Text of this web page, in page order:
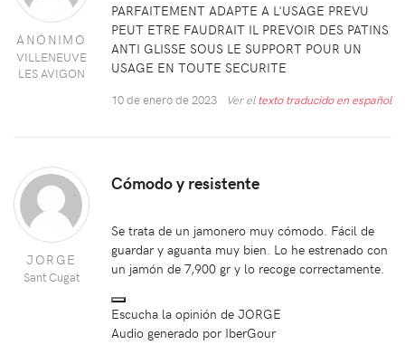
ANÓNIMO
VILLENEUVE
LES AVIGON
PARFAITEMENT ADAPTE A L'USAGE PREVU
PEUT ETRE FAUDRAIT IL PREVOIR DES PATINS
ANTI GLISSE SOUS LE SUPPORT POUR UN
USAGE EN TOUTE SECURITE
10 de enero de 2023 Ver eltexto traducido en español
JORGE
Sant Cugat
Cómodo y resistente
Se trata de un jamonero muy cómodo. Fácil de
guardar y aguanta muy bien. Lo he estrenado con
un jamón de 7,900 gr y lo recoge correctamente.
Escucha la opinión de JORGE
Audio generado por IberGour